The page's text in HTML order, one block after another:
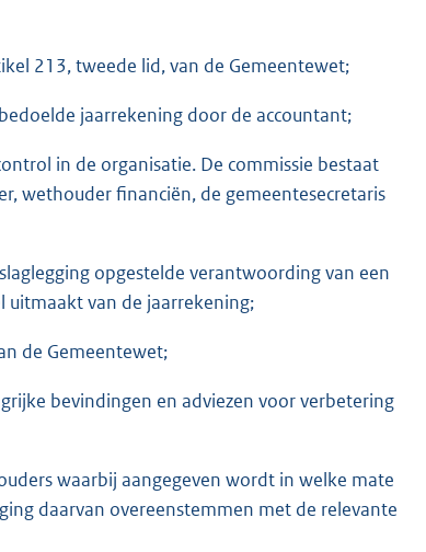
213, tweede lid, van de Gemeentewet;
jaarrekening door de accountant;
in de organisatie. De commissie bestaat
wethouder financiën, de gemeentesecretaris
opgestelde verantwoording van een
uitmaakt van de jaarrekening;
de Gemeentewet;
bevindingen en adviezen voor verbetering
waarbij aangegeven wordt in welke mate
daarvan overeenstemmen met de relevante